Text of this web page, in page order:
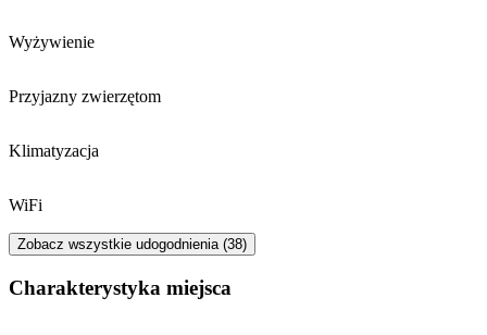
Wyżywienie
Przyjazny zwierzętom
Klimatyzacja
WiFi
Zobacz wszystkie udogodnienia (38)
Charakterystyka miejsca